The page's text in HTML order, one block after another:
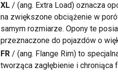
XL / (ang. Extra Load) oznacza
na zwiększone obciążenie w
samym rozmiarze. Opony te
przeznaczone do pojazdów o
FR / (ang. Flange Rim) to
tworząca zagłębienie i